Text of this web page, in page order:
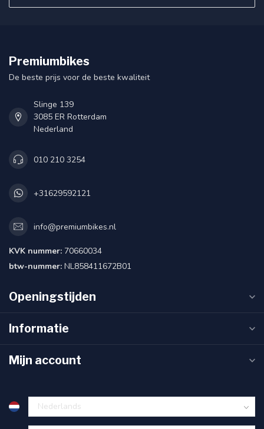
Premiumbikes
De beste prijs voor de beste kwaliteit
Slinge 139
3085 ER Rotterdam
Nederland
010 210 3254
+31629592121
info@premiumbikes.nl
KVK nummer: 70660034
btw-nummer: NL858411672B01
Openingstijden
Informatie
Mijn account